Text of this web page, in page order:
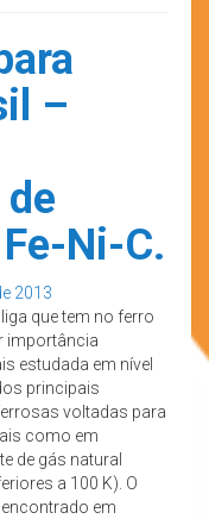
–
Ni-C.
2013
que tem no ferro
importância
estudada em nível
principais
voltadas para
como em
de gás natural
a 100 K). O
em